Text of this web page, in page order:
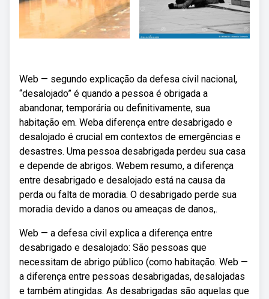
Web — segundo explicação da defesa civil nacional,
“desalojado” é quando a pessoa é obrigada a
abandonar, temporária ou definitivamente, sua
habitação em. Weba diferença entre desabrigado e
desalojado é crucial em contextos de emergências e
desastres. Uma pessoa desabrigada perdeu sua casa
e depende de abrigos. Webem resumo, a diferença
entre desabrigado e desalojado está na causa da
perda ou falta de moradia. O desabrigado perde sua
moradia devido a danos ou ameaças de danos,.
Web — a defesa civil explica a diferença entre
desabrigado e desalojado: São pessoas que
necessitam de abrigo público (como habitação. Web —
a diferença entre pessoas desabrigadas, desalojadas
e também atingidas. As desabrigadas são aquelas que